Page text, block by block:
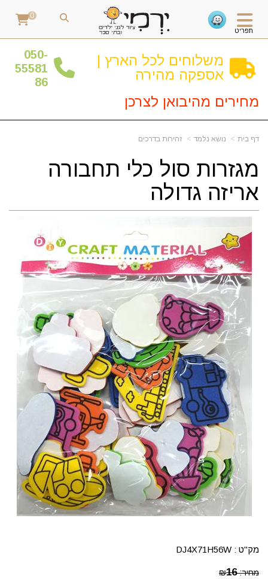
תפריט
0
משלוחים לכל הארץ |
אספקה מהירה
050-
55581
86
מחירים מהיבואן לצרכן
דף בית נושא נלמד זהירות בדרכים
מגזרות סול כלי תחבורה
אריזה גדולה
מק"ט : DJ4X71H56W
מחיר: ₪16